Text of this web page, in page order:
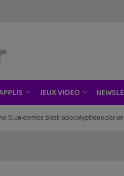
JEUX VIDEO
au musée Grévin, Zoo Art Show, Passion